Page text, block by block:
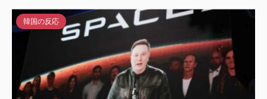
韓国の反応